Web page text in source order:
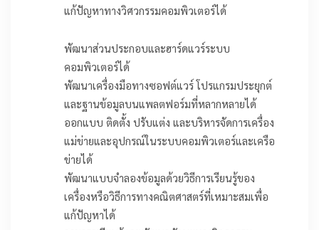
แก้ปัญหาทางวิศวกรรมคอมพิวเตอร์ได้
พัฒนาส่วนประกอบและฮาร์ดแวร์ระบบ
คอมพิวเตอร์ได้
พัฒนาเครื่องมือทางซอฟต์แวร์ โปรแกรมประยุกต์
และฐานข้อมูลบนแพลตฟอร์มที่หลากหลายได้
ออกแบบ ติดตั้ง ปรับแต่ง และบริหารจัดการเครื่อง
แม่ข่ายและอุปกรณ์ในระบบคอมพิวเตอร์และเครือ
ข่ายได้
พัฒนาแบบจำลองข้อมูลด้วยวิธีการเรียนรู้ของ
เครื่องหรือวิธีการทางคณิตศาสตร์ที่เหมาะสมเพื่อ
แก้ปัญหาได้